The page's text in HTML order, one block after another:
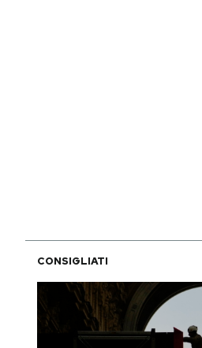
I MIEI PREFERITI
SHOP
CONSIGLIATI